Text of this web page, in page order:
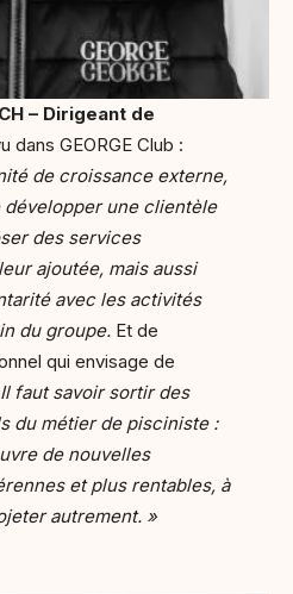
– Dirigeant de
dans GEORGE Club :
de croissance externe,
une clientèle
des services
ajoutée, mais aussi
avec les activités
du groupe. Et de
qui envisage de
faut savoir sortir des
du métier de pisciniste :
de nouvelles
et plus rentables, à
autrement. »